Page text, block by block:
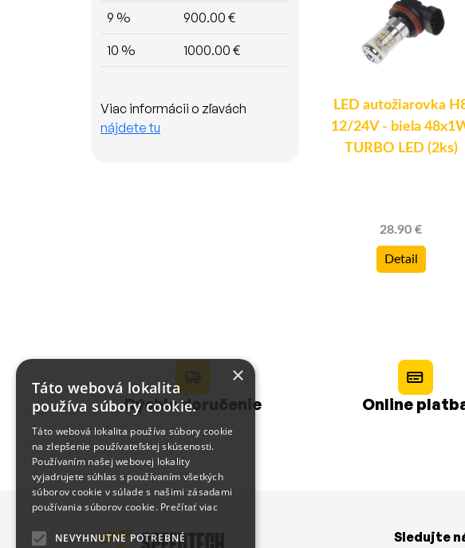
9 % 900.00 €
10 % 1000.00 €
Viac informácii o zľavách
nájdete tu
autožiarovka H8 /
12V - biela 16xSMD
Plastový držiak
LED autožiarovka
12/24V - biela
TURBO LED (2ks)
28.90 €
Detail
Rýchle doručenie Online
Sledujte
×
Táto webová lokalita
používa súbory cookie.
Táto webová lokalita používa súbory cookie
na zlepšenie používateľskej skúsenosti.
Používaním našej webovej lokality
vyjadrujete súhlas s používaním všetkých
súborov cookie v súlade s našimi zásadami
používania súborov cookie. Prečítať viac
NEVYHNUTNE POTREBNÉ